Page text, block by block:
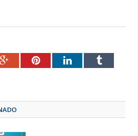
Google+Pinterest
LinkedIn